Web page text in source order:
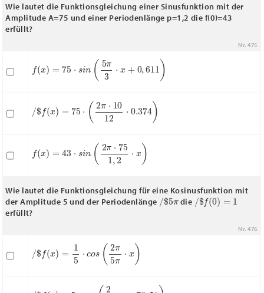
Wie lautet die Funktionsgleichung einer Sinusfunktion mit der
Amplitude A=75 und einer Periodenlänge p=1,2 die f(0)=43
erfüllt?
Nr. 475
f(x )= 75⋅s 5 π3 ⋅x+ 611)
/$ (x = 75⋅(2 π⋅ 10 12⋅0.374)
f(x )= ⋅s 2 π⋅ 751 2⋅x
Wie lautet die Funktionsgleichung für eine Kosinusfunktion mit
der Amplitude 5 und der Periodenlänge /$5πdie/$f(0)=1
erfüllt?
Nr. 476
/$ (x = ⋅c π5π⋅
/$ (x = co 5⋅x+ ∘)